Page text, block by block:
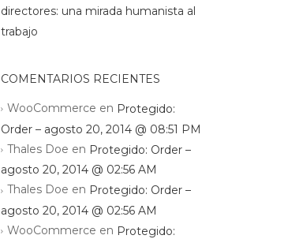
directores: una mirada humanista al
trabajo
COMENTARIOS RECIENTES
WooCommerce en Protegido:
Order – agosto 20, 2014 @ 08:51 PM
Thales Doe en Protegido: Order –
agosto 20, 2014 @ 02:56 AM
Thales Doe en Protegido: Order –
agosto 20, 2014 @ 02:56 AM
WooCommerce en Protegido: